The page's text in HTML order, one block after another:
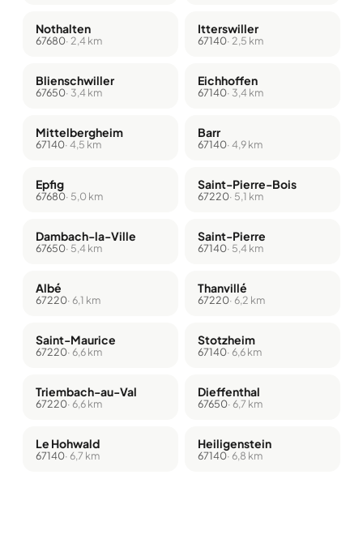
Nothalten
67680· 2,4 km
Itterswiller
67140· 2,5 km
Blienschwiller
67650· 3,4 km
Eichhoffen
67140· 3,4 km
Mittelbergheim
67140· 4,5 km
Barr
67140· 4,9 km
Epfig
67680· 5,0 km
Saint-Pierre-Bois
67220· 5,1 km
Dambach-la-Ville
67650· 5,4 km
Saint-Pierre
67140· 5,4 km
Albé
67220· 6,1 km
Thanvillé
67220· 6,2 km
Saint-Maurice
67220· 6,6 km
Stotzheim
67140· 6,6 km
Triembach-au-Val
67220· 6,6 km
Dieffenthal
67650· 6,7 km
Le Hohwald
67140· 6,7 km
Heiligenstein
67140· 6,8 km